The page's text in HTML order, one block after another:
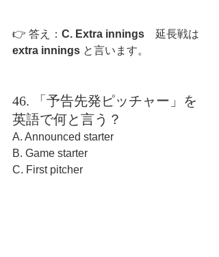
👉 答え： C. Extra innings 延長戦は
extra innings と言います。
46. 「予告先発ピッチャー」を
英語で何と言う？
A. Announced starter
B. Game starter
C. First pitcher